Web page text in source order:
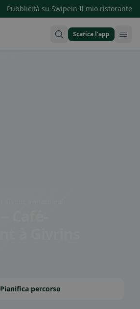
Pubblicità su Swipein·Il mio ristorante
Scarica l’app
Pianifica percorso